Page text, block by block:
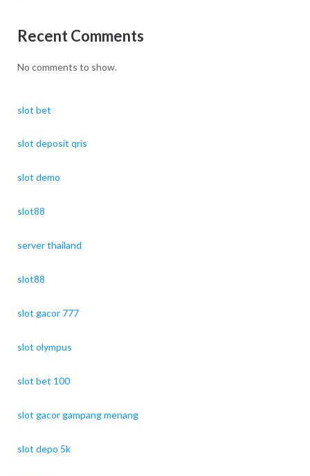
Recent Comments
No comments to show.
slot bet
slot deposit qris
slot demo
slot88
server thailand
slot88
slot gacor 777
slot olympus
slot bet 100
slot gacor gampang menang
slot depo 5k